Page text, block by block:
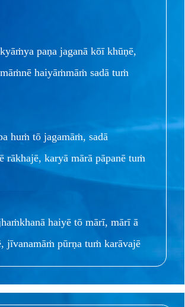
paṇa jaganā kōī khūṇē,
haiyāṁmāṁ sadā tuṁ
huṁ tō jagamāṁ, sadā
rākhajē, karyā mārā pāpanē tuṁ
haiyē tō mārī, mārī ā
jīvanamāṁ pūrṇa tuṁ karāvajē